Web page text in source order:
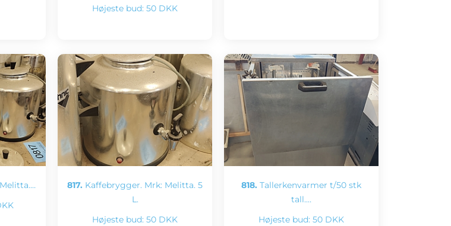
Højeste bud: 50 DKK
817. Kaffebrygger. Mrk: Melitta. 5
L.
Højeste bud: 50 DKK
818. Tallerkenvarmer t/50 stk
tall.…
Højeste bud: 50 DKK